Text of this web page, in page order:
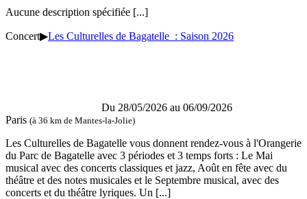
Aucune description spécifiée [...]
Concert▶Les Culturelles de Bagatelle : Saison 2026
Du 28/05/2026 au 06/09/2026
Paris (à 36 km de Mantes-la-Jolie)
Les Culturelles de Bagatelle vous donnent rendez-vous à l'Orangerie
du Parc de Bagatelle avec 3 périodes et 3 temps forts : Le Mai
musical avec des concerts classiques et jazz, Août en fête avec du
théâtre et des notes musicales et le Septembre musical, avec des
concerts et du théâtre lyriques. Un [...]